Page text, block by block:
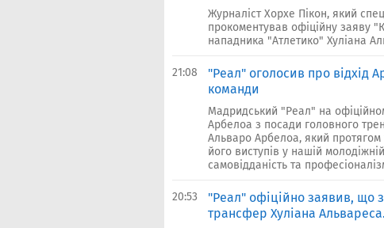
Журналіст Хорхе Пікон, який
прокоментував офіційну заяву
нападника "Атлетико" Хуліана
21:08
"Реал" оголосив про відхід
команди
Мадридський "Реал" на
Арбелоа з посади головного
Альваро Арбелоа, який
його виступів у нашій
самовідданість та
20:53
"Реал" офіційно заявив, що
трансфер Хуліана